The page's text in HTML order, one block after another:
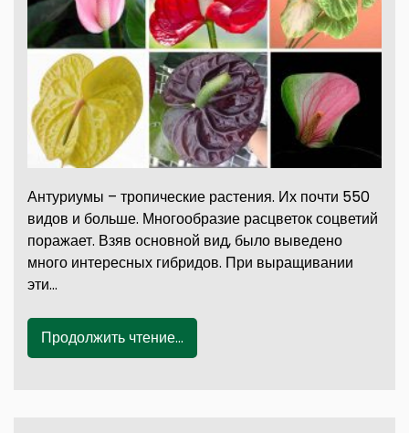
Антуриумы – тропические растения. Их почти 550
видов и больше. Многообразие расцветок соцветий
поражает. Взяв основной вид, было выведено
много интересных гибридов. При выращивании
эти…
Продолжить чтение...